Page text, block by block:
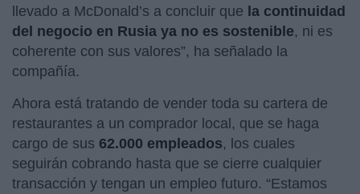
llevado a McDonald’s a concluir que la continuidad
del negocio en Rusia ya no es sostenible, ni es
coherente con sus valores”, ha señalado la
compañía.
Ahora está tratando de vender toda su cartera de
restaurantes a un comprador local, que se haga
cargo de sus 62.000 empleados, los cuales
seguirán cobrando hasta que se cierre cualquier
transacción y tengan un empleo futuro. “Estamos